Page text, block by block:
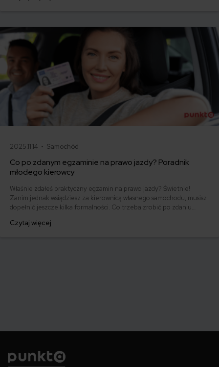
2025.11.14 • Samochód
Co po zdanym egzaminie na prawo jazdy? Poradnik
młodego kierowcy
Właśnie zdałeś praktyczny egzamin na prawo jazdy? Świetnie!
Zanim jednak wsiądziesz za kierownicą własnego samochodu, musisz
dopełnić jeszcze kilka formalności. Co trzeba zrobić po zdaniu
którym szybko załatwisz sprawy urzędowe i będziesz mógł prowadzić
Czytaj więcej